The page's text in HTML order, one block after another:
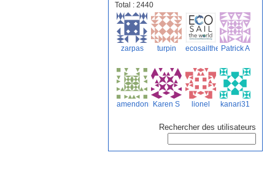
Total : 2440
zarpas turpin ecosailtheworld
Patrick A
amendonneKaren S lionel kanari31
Rechercher des utilisateurs